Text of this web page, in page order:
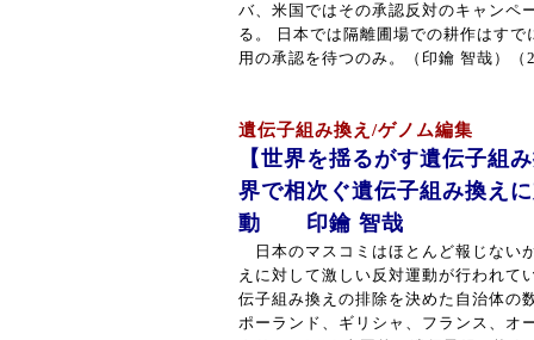
バ、米国ではその承認反対のキャンペ
る。 日本では隔離圃場での耕作はすで
用の承認を待つのみ。（印鑰 智哉）
遺伝子組み換え/ゲノム編集
【世界を揺るがす遺伝子組
界で相次ぐ遺伝子組み換え
動 印鑰 智哉
日本のマスコミはほとんど報じない
えに対して激しい反対運動が行われて
伝子組み換えの排除を決めた自治体の
ポーランド、ギリシャ、フランス、オ